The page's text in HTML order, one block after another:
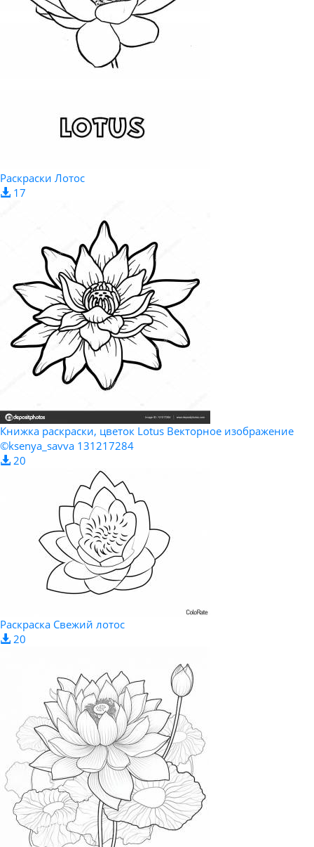
Раскраски Лотос
17
Книжка раскраски, цветок Lotus Векторное изображение
©ksenya_savva 131217284
20
Раскраска Свежий лотос
20